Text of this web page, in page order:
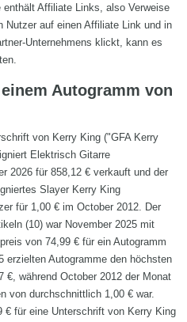
enthält Affiliate Links, also Verweise
Nutzer auf einen Affiliate Link und in
Unternehmens klickt, kann es
Autogramm von
von Kerry King ("GFA Kerry
Elektrisch Gitarre
2026 für 858,12 € verkauft und der
Slayer Kerry King
für 1,00 € im October 2012. Der
(10) war November 2025 mit
von 74,99 € für ein Autogramm
erzielten Autogramme den höchsten
während October 2012 der Monat
von durchschnittlich 1,00 € war.
€ für eine Unterschrift von Kerry King